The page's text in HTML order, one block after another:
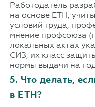
Работодатель
на основе ЕТН,
условий труда,
мнение профсоюза
локальных актах
СИЗ, их класс
нормы выдачи на
5. Что делать,
в ЕТН?